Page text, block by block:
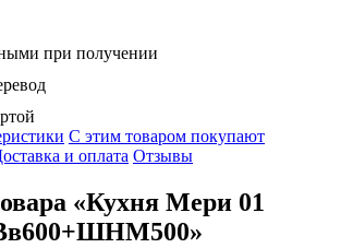
при получении
С этим товаром покупают
и оплата Отзывы
«Кухня Мери 01